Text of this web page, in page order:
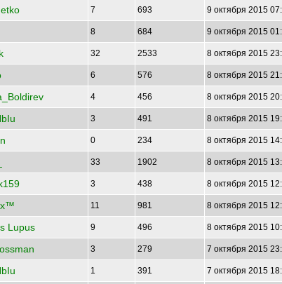
7 693 9 октября 2015
8 684 9 октября 2015
32 2533 8 октября 2015
6 576 8 октября 2015
4 456 8 октября 2015
3 491 8 октября 2015
0 234 8 октября 2015
33 1902 8 октября 2015
3 438 8 октября 2015
11 981 8 октября 2015
Lupus 9 496 8 октября 2015
3 279 7 октября 2015
1 391 7 октября 2015